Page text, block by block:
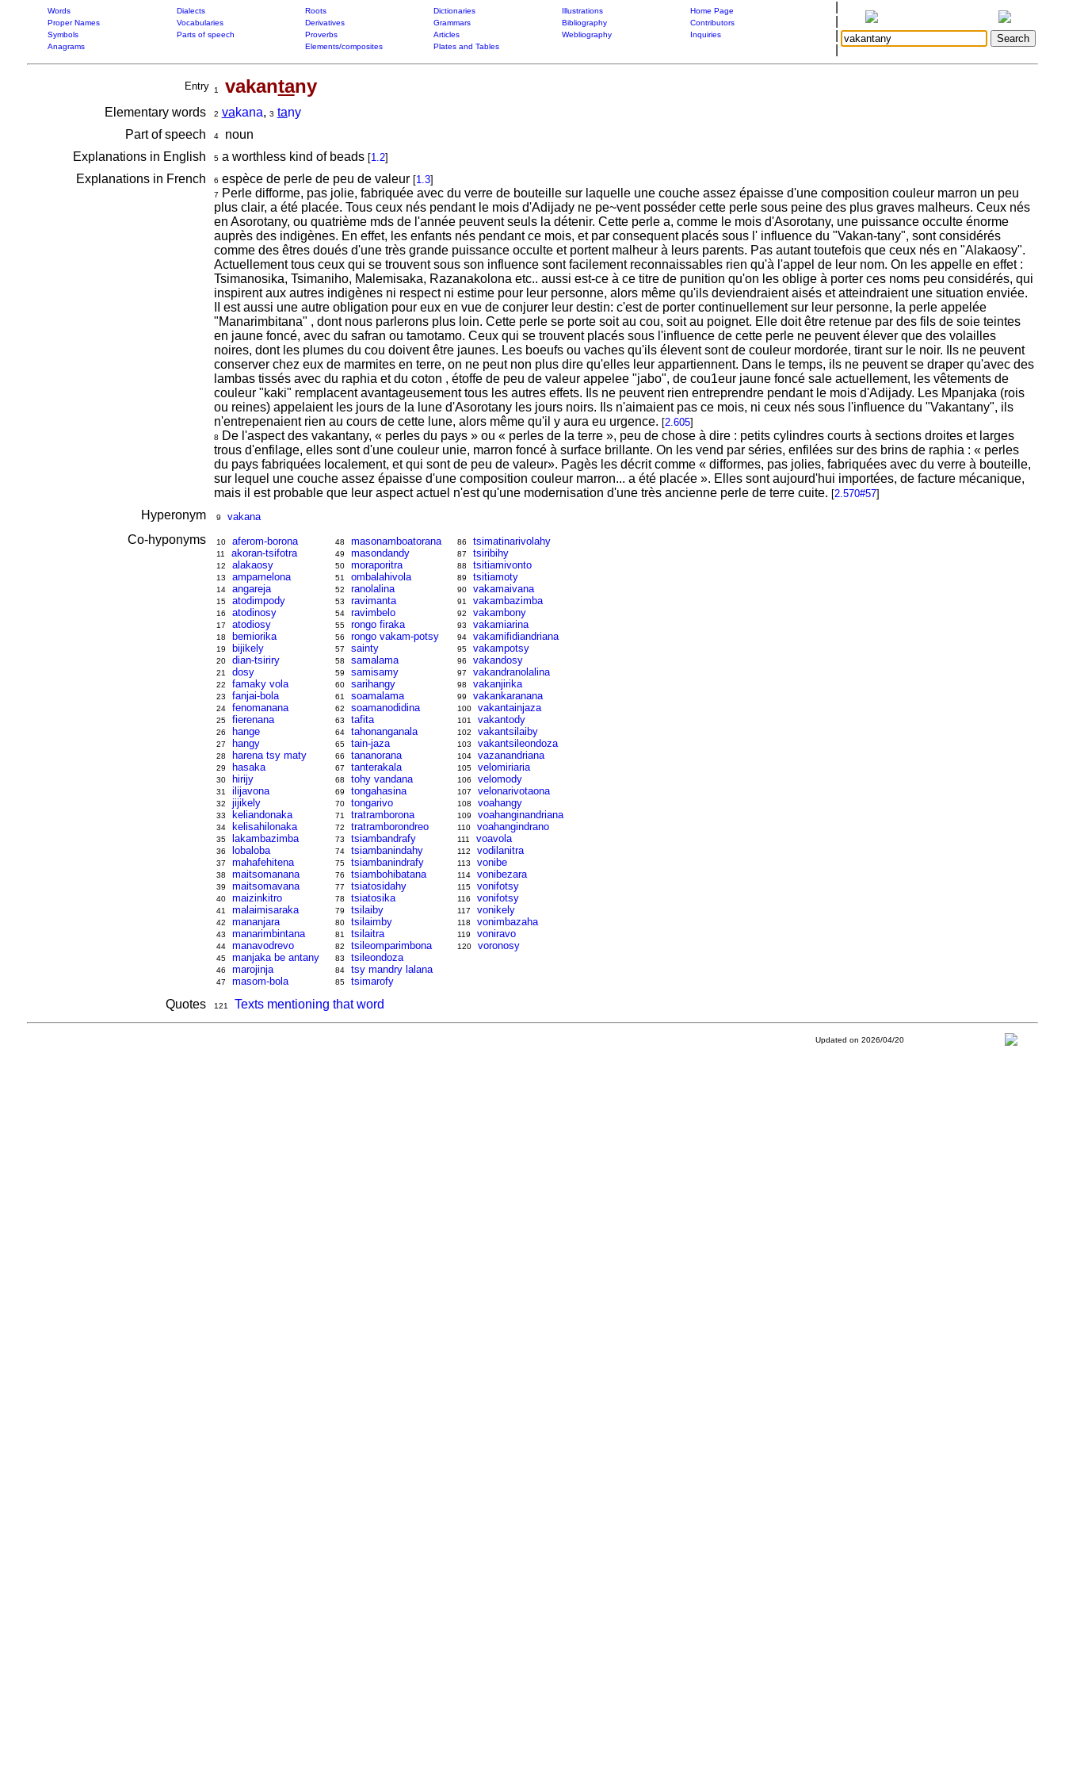
Words Dialects Roots Dictionaries Illustrations
Home Page
Proper Names
Vocabularies Derivatives Grammars Bibliography
Contributors
Symbols
Parts of speech Proverbs Articles Webliography
Inquiries
Anagrams
Elements/composites Plates and Tables
Entry 1 vakantany
Elementary words 2 vakana, 3 tany
Part of speech
4noun
Explanations in English
5a worthless kind of beads [1.2]
Explanations in French 6 espèce de perle de peu de valeur [1.3]
7
Perle difforme, pas jolie, fabriquée avec du verre de bouteille sur laquelle une couche assez épaisse d'une composition couleur marron un peu
plus clair, a été placée. Tous ceux nés pendant le mois d'Adijady ne pe~vent posséder cette perle sous peine des plus graves malheurs. Ceux nés
en Asorotany, ou quatrième mds de l'année peuvent seuls la détenir. Cette perle a, comme le mois d'Asorotany, une puissance occulte énorme
auprès des indigènes. En effet, les enfants nés pendant ce mois, et par consequent placés sous l' influence du "Vakan-tany", sont considérés
comme des êtres doués d'une très grande puissance occulte et portent malheur à leurs parents. Pas autant toutefois que ceux nés en "Alakaosy".
Actuellement tous ceux qui se trouvent sous son influence sont facilement reconnaissables rien qu'à l'appel de leur nom. On les appelle en effet :
Tsimanosika, Tsimaniho, Malemisaka, Razanakolona etc.. aussi est-ce à ce titre de punition qu'on les oblige à porter ces noms peu considérés, qui
inspirent aux autres indigènes ni respect ni estime pour leur personne, alors même qu'ils deviendraient aisés et atteindraient une situation enviée.
II est aussi une autre obligation pour eux en vue de conjurer leur destin: c'est de porter continuellement sur leur personne, la perle appelée
"Manarimbitana" , dont nous parlerons plus loin. Cette perle se porte soit au cou, soit au poignet. Elle doit être retenue par des fils de soie teintes
en jaune foncé, avec du safran ou tamotamo. Ceux qui se trouvent placés sous l'influence de cette perle ne peuvent élever que des volailles
noires, dont les plumes du cou doivent être jaunes. Les boeufs ou vaches qu'ils élevent sont de couleur mordorée, tirant sur le noir. Ils ne peuvent
conserver chez eux de marmites en terre, on ne peut non plus dire qu'elles leur appartiennent. Dans le temps, ils ne peuvent se draper qu'avec des
lambas tissés avec du raphia et du coton , étoffe de peu de valeur appelee "jabo", de cou1eur jaune foncé sale actuellement, les vêtements de
couleur "kaki" remplacent avantageusement tous les autres effets. Ils ne peuvent rien entreprendre pendant le mois d'Adijady. Les Mpanjaka (rois
ou reines) appelaient les jours de la lune d'Asorotany les jours noirs. Ils n'aimaient pas ce mois, ni ceux nés sous l'influence du "Vakantany", ils
n'entrepenaient rien au cours de cette lune, alors même qu'il y aura eu urgence. [2.605]
8
De l'aspect des vakantany, « perles du pays » ou « perles de la terre », peu de chose à dire : petits cylindres courts à sections droites et larges
trous d'enfilage, elles sont d'une couleur unie, marron foncé à surface brillante. On les vend par séries, enfilées sur des brins de raphia : « perles
du pays fabriquées localement, et qui sont de peu de valeur». Pagès les décrit comme « difformes, pas jolies, fabriquées avec du verre à bouteille,
sur lequel une couche assez épaisse d'une composition couleur marron... a été placée ». Elles sont aujourd'hui importées, de facture mécanique,
mais il est probable que leur aspect actuel n'est qu'une modernisation d'une très ancienne perle de terre cuite. [2.570#57]
Hyperonym 9 vakana
Co-hyponyms 10 aferom-borona
11 akoran-tsifotra
12 alakaosy
13 ampamelona
14 angareja
15 atodimpody
16 atodinosy
17 atodiosy
18 bemiorika
19 bijikely
20 dian-tsiriry
21 dosy
22 famaky vola
23 fanjai-bola
24 fenomanana
25 fierenana
26 hange
27 hangy
28 harena tsy maty
29 hasaka
30 hirijy
31 ilijavona
32 jijikely
33 keliandonaka
34 kelisahilonaka
35 lakambazimba
36 lobaloba
37 mahafehitena
38 maitsomanana
39 maitsomavana
40 maizinkitro
41 malaimisaraka
42 mananjara
43 manarimbintana
44 manavodrevo
45 manjaka be antany
46 marojinja
47 masom-bola
48 masonamboatorana
49 masondandy
50 moraporitra
51 ombalahivola
52 ranolalina
53 ravimanta
54 ravimbelo
55 rongo firaka
56 rongo vakam-potsy
57 sainty
58 samalama
59 samisamy
60 sarihangy
61 soamalama
62 soamanodidina
63 tafita
64 tahonanganala
65 tain-jaza
66 tananorana
67 tanterakala
68 tohy vandana
69 tongahasina
70 tongarivo
71 tratramborona
72 tratramborondreo
73 tsiambandrafy
74 tsiambanindahy
75 tsiambanindrafy
76 tsiambohibatana
77 tsiatosidahy
78 tsiatosika
79 tsilaiby
80 tsilaimby
81 tsilaitra
82 tsileomparimbona
83 tsileondoza
84 tsy mandry lalana
85 tsimarofy
86 tsimatinarivolahy
87 tsiribihy
88 tsitiamivonto
89 tsitiamoty
90 vakamaivana
91 vakambazimba
92 vakambony
93 vakamiarina
94 vakamifidiandriana
95 vakampotsy
96 vakandosy
97 vakandranolalina
98 vakanjirika
99 vakankaranana
100 vakantainjaza
101 vakantody
102 vakantsilaiby
103 vakantsileondoza
104 vazanandriana
105 velomiriaria
106 velomody
107 velonarivotaona
108 voahangy
109 voahanginandriana
110 voahangindrano
111 voavola
112 vodilanitra
113 vonibe
114 vonibezara
115 vonifotsy
116 vonifotsy
117 vonikely
118 vonimbazaha
119 voniravo
120 voronosy
Quotes 121 Texts mentioning that word
Updated on 2026/04/20